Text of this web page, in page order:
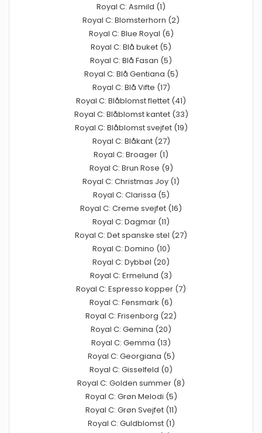
Royal C: Asmild (1)
Royal C: Blomsterhorn (2)
Royal C: Blue Royal (6)
Royal C: Blå buket (5)
Royal C: Blå Fasan (5)
Royal C: Blå Gentiana (5)
Royal C: Blå Vifte (17)
Royal C: Blåblomst flettet (41)
Royal C: Blåblomst kantet (33)
Royal C: Blåblomst svejfet (19)
Royal C: Blåkant (27)
Royal C: Broager (1)
Royal C: Brun Rose (9)
Royal C: Christmas Joy (1)
Royal C: Clarissa (5)
Royal C: Creme svejfet (16)
Royal C: Dagmar (11)
Royal C: Det spanske stel (27)
Royal C: Domino (10)
Royal C: Dybbøl (20)
Royal C: Ermelund (3)
Royal C: Espresso kopper (7)
Royal C: Fensmark (6)
Royal C: Frisenborg (22)
Royal C: Gemina (20)
Royal C: Gemma (13)
Royal C: Georgiana (5)
Royal C: Gisselfeld (0)
Royal C: Golden summer (8)
Royal C: Grøn Melodi (5)
Royal C: Grøn Svejfet (11)
Royal C: Guldblomst (1)